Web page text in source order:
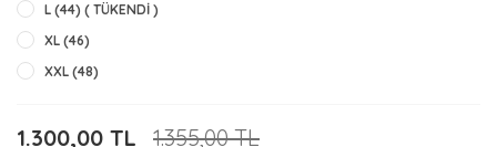
L (44) ( TÜKENDİ )
XL (46)
XXL (48)
1.300,00 TL 1.355,00 TL